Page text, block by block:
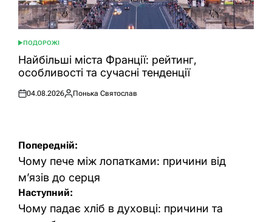
ОПУБЛІКУВАТИ
У
ПОДОРОЖІ
Найбільші міста Франції: рейтинг,
особливості та сучасні тенденції
Оприлюднено
04.08.2026
Опубліковано
Понька Святослав
Навігація
записів
Попередній:
Чому пече між лопатками: причини від
м’язів до серця
Наступний:
Чому падає хліб в духовці: причини та